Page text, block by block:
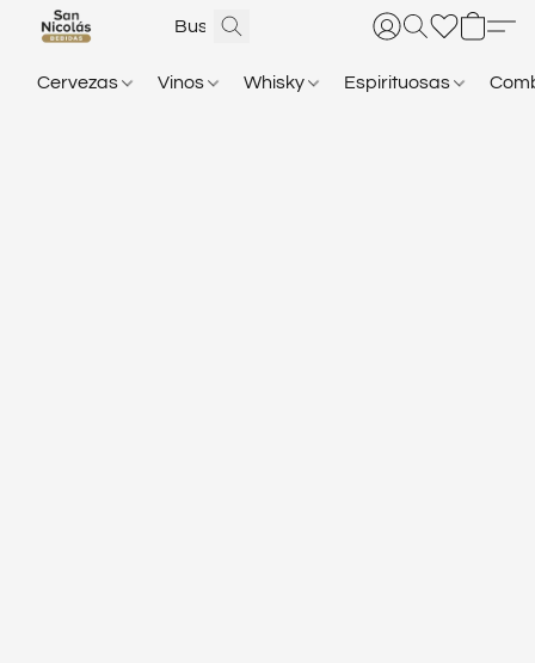
Cervezas Vinos Whisky Espirituosas